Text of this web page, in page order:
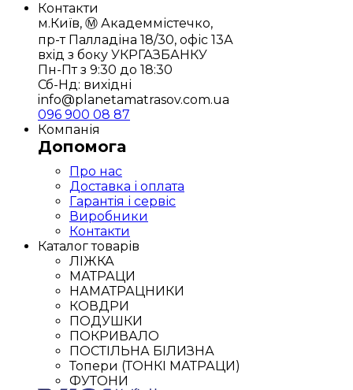
Контакти
м.Київ, Ⓜ️ Академмістечко,
пр-т Палладіна 18/30, офіс 13А
вхід з боку УКРГАЗБАНКУ
Пн-Пт з 9:30 до 18:30
Сб-Нд: вихідні
info@planetamatrasov.com.ua
096 900 08 87
Компанія
Допомога
Про нас
Доставка і оплата
Гарантія і сервіс
Виробники
Контакти
Каталог товарів
ЛІЖКА
МАТРАЦИ
НАМАТРАЦНИКИ
КОВДРИ
ПОДУШКИ
ПОКРИВАЛО
ПОСТІЛЬНА БІЛИЗНА
Топери (ТОНКІ МАТРАЦИ)
ФУТОНИ